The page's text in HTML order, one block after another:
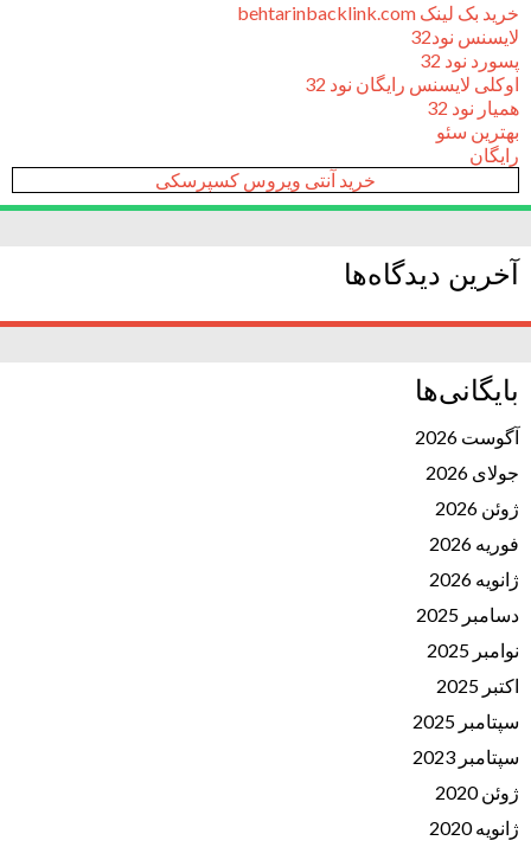
خرید بک لینک behtarinbacklink.com
لایسنس نود32
پسورد نود 32
اوکلی لایسنس رایگان نود 32
همیار نود 32
بهترین سئو
رایگان
خرید آنتی ویروس کسپرسکی
آخرین دیدگاه‌ها
بایگانی‌ها
آگوست 2026
جولای 2026
ژوئن 2026
فوریه 2026
ژانویه 2026
دسامبر 2025
نوامبر 2025
اکتبر 2025
سپتامبر 2025
سپتامبر 2023
ژوئن 2020
ژانویه 2020